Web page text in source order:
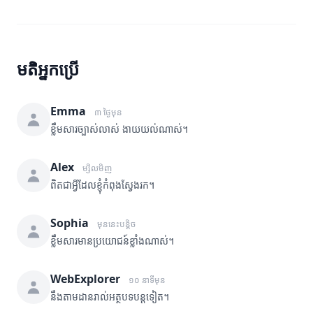
មតិអ្នកប្រើ
Emma ៣ ថ្ងៃមុន
ខ្លឹមសារច្បាស់លាស់ ងាយយល់ណាស់។
Alex ម្សិលមិញ
ពិតជាអ្វីដែលខ្ញុំកំពុងស្វែងរក។
Sophia មុននេះបន្តិច
ខ្លឹមសារមានប្រយោជន៍ខ្លាំងណាស់។
WebExplorer ១០ នាទីមុន
នឹងតាមដានរាល់អត្ថបទបន្តទៀត។